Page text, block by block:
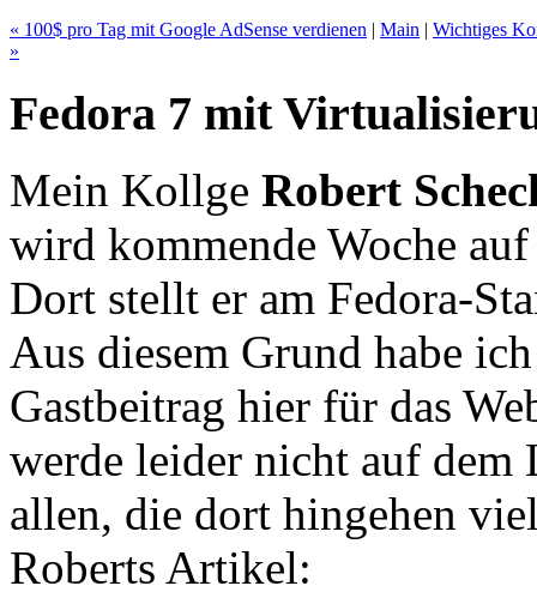
« 100$ pro Tag mit Google AdSense verdienen | Main | Wichtiges
»
Fedora 7 mit
Mein Kollge Robert
wird kommende Woche
Dort stellt er am Fedora-
Aus diesem Grund habe
Gastbeitrag hier für das
werde leider nicht auf dem
allen, die dort hingehen
Roberts Artikel: